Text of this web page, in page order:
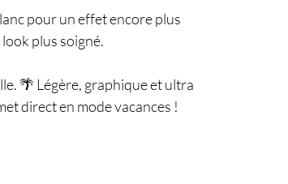
pour un effet encore plus
plus soigné.
🌴 Légère, graphique et ultra
direct en mode vacances !